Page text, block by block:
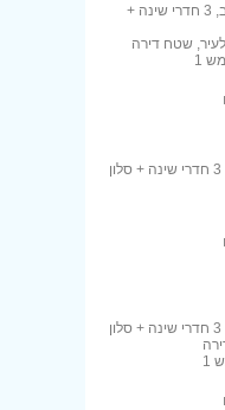
בת ים, אזור קרית באבוב, 3 חדרי שינה +